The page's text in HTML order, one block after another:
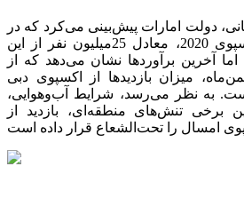
دولت امارات پیش‌بینی می‌کرد که در
دوره 6ماهه برگزاری اکسپوی 2020، معادل 25میلیون نفر از این
اما آخرین برآوردها نشان می‌دهد که از
میزان بازدیدها از اکسپوی دبی
است. به نظر می‌رسد، شرایط آب‌وهوایی،
برخی تنش‌های منطقه‌ای، بازدید از